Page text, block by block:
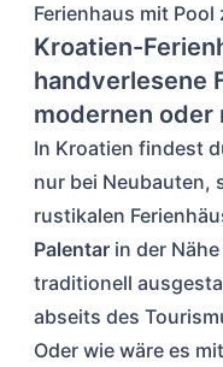
Ferienhaus mit
Kroatien-
handverlesene
modernen oder
In Kroatien findest
nur bei Neubauten,
rustikalen
Palentar in der
traditionell
abseits des
Oder wie wäre es